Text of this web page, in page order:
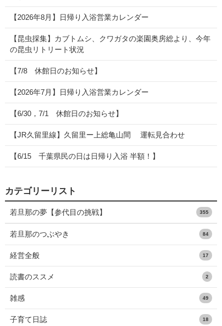
【2026年8月】日帰り入浴営業カレンダー
【昆虫採集】カブトムシ、クワガタの楽園奥房総より、今年
の昆虫リトリート状況
【7/8 休館日のお知らせ】
【2026年7月】日帰り入浴営業カレンダー
【6/30，7/1 休館日のお知らせ】
【JR久留里線】久留里ー上総亀山間 運転見合わせ
【6/15 千葉県民の日は日帰り入浴 半額！】
カテゴリーリスト
若旦那の夢【参代目の挑戦】 355
若旦那のつぶやき 84
経営全般 17
読書のススメ 2
雑感 49
子育て日誌 18